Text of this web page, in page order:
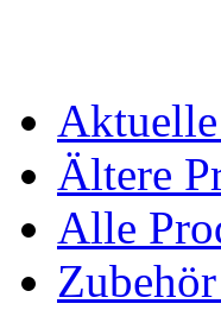
Ältere
Alle